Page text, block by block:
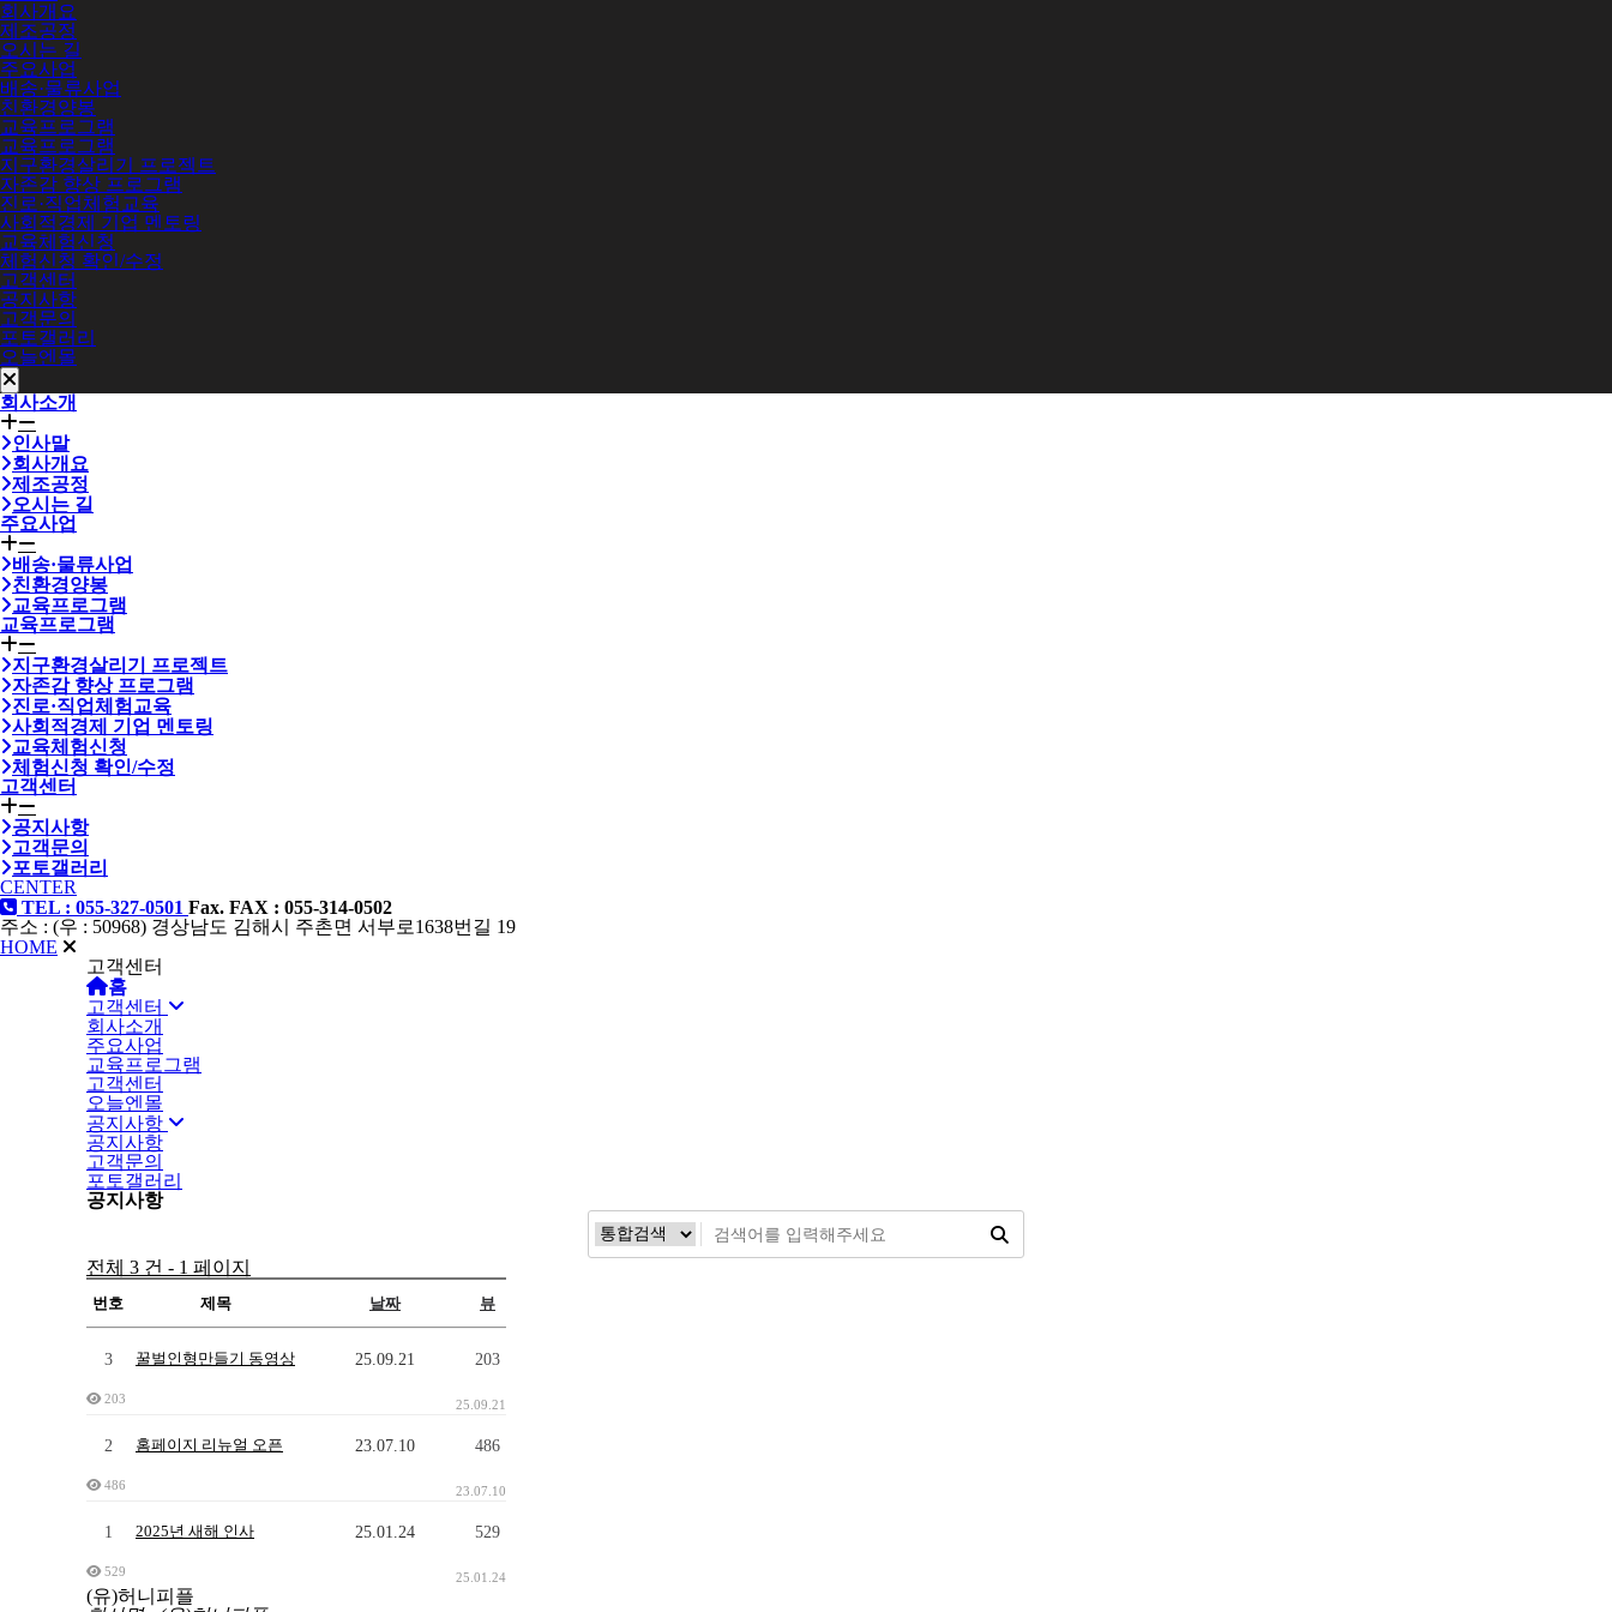
회사개요
제조공정
오시는 길
주요사업
배송·물류사업
친환경양봉
교육프로그램
교육프로그램
지구환경살리기 프로젝트
자존감 향상 프로그램
진로·직업체험교육
사회적경제 기업 멘토링
교육체험신청
체험신청 확인/수정
고객센터
공지사항
고객문의
포토갤러리
오늘엔몰
회사소개
인사말
회사개요
제조공정
오시는 길
주요사업
배송·물류사업
친환경양봉
교육프로그램
교육프로그램
지구환경살리기 프로젝트
자존감 향상 프로그램
진로·직업체험교육
사회적경제 기업 멘토링
교육체험신청
체험신청 확인/수정
고객센터
공지사항
고객문의
포토갤러리
CENTER
TEL : 055-327-0501 Fax. FAX : 055-314-0502
주소 : (우 : 50968) 경상남도 김해시 주촌면 서부로1638번길 19
HOME
고객센터
홈
고객센터
회사소개
주요사업
교육프로그램
고객센터
오늘엔몰
공지사항
공지사항
고객문의
포토갤러리
공지사항
전체 3 건 - 1 페이지
항
목
번호 제목 날짜 뷰
3 꿀벌인형만들기 동영상 25.09.21 203
203 25.09.21
2 홈페이지 리뉴얼 오픈 23.07.10 486
486 23.07.10
1 2025년 새해 인사 25.01.24 529
529 25.01.24
(유)허니피플